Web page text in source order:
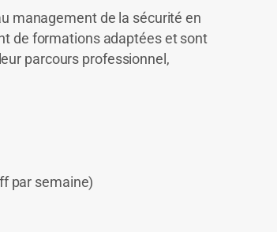
management de la sécurité en
de formations adaptées et sont
parcours professionnel,
par semaine)